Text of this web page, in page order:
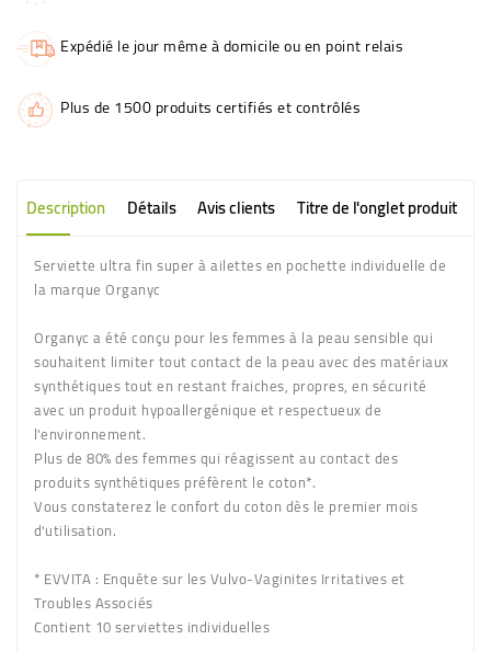
Expédié le jour même à domicile ou en point relais
Plus de 1500 produits certifiés et contrôlés
Description Détails Avis clients Titre de l'onglet produit
Serviette ultra fin super à ailettes en pochette individuelle de
la marque Organyc
Organyc a été conçu pour les femmes à la peau sensible qui
souhaitent limiter tout contact de la peau avec des matériaux
synthétiques tout en restant fraiches, propres, en sécurité
avec un produit hypoallergénique et respectueux de
l'environnement.
Plus de 80% des femmes qui réagissent au contact des
produits synthétiques préfèrent le coton*.
Vous constaterez le confort du coton dès le premier mois
d'utilisation.
* EVVITA : Enquête sur les Vulvo-Vaginites Irritatives et
Troubles Associés
Contient 10 serviettes individuelles